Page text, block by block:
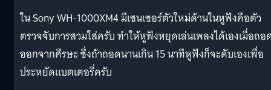
ใน Sony WH-1000XM4 มีเซนเซอร์ตัวใหม่ด้านในหูฟังคือตัว
ตรวจจับการสวมใส่ครับ ทำให้หูฟังหยุดเล่นเพลงได้เองเมื่อถอ
ออกจากศีรษะ ซึ่งถ้าถอดนานเกิน 15 นาทีหูฟังก็จะดับเองเพื่อ
ประหยัดแบตเตอรี่ครับ